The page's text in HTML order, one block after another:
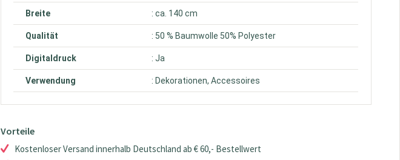
Breite : ca. 140 cm
Qualität : 50 % Baumwolle 50% Polyester
Digitaldruck : Ja
Verwendung : Dekorationen, Accessoires
Vorteile
Kostenloser Versand innerhalb Deutschland ab € 60,- Bestellwert